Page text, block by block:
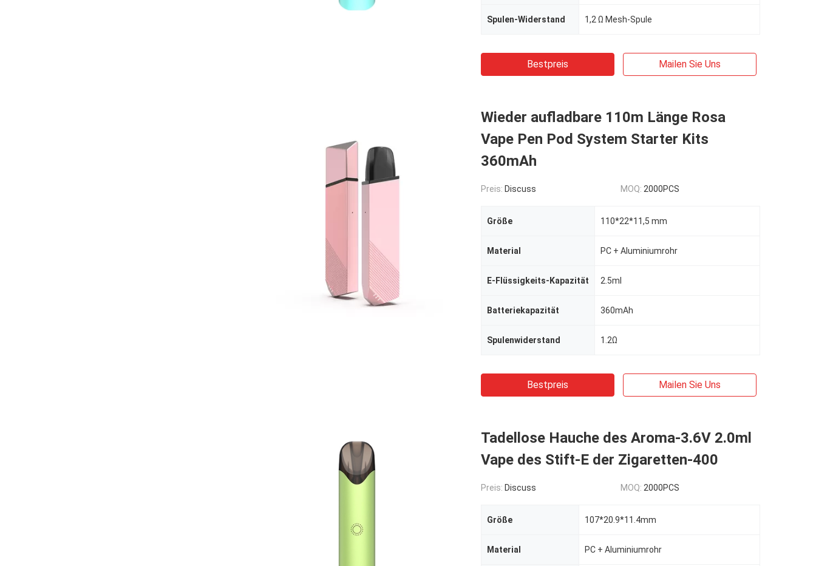
Spulen-Widerstand 1,2 Ω Mesh-Spule
Bestpreis Mailen Sie Uns
Wieder aufladbare 110m Länge Rosa
Vape Pen Pod System Starter Kits
360mAh
Preis: Discuss MOQ: 2000PCS
Größe 110*22*11,5 mm
Material PC + Aluminiumrohr
E-Flüssigkeits-Kapazität 2.5ml
Batteriekapazität 360mAh
Spulenwiderstand 1.2Ω
Bestpreis Mailen Sie Uns
Tadellose Hauche des Aroma-3.6V 2.0ml
Vape des Stift-E der Zigaretten-400
Preis: Discuss MOQ: 2000PCS
Größe 107*20.9*11.4mm
Material PC + Aluminiumrohr